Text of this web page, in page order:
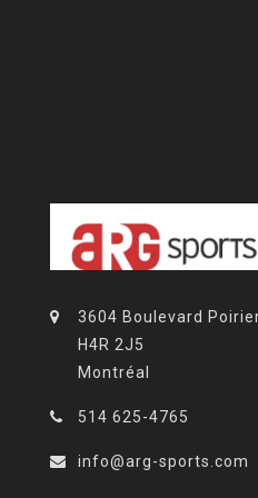
3604 Boulevard
H4R 2J5
Montréal
514 625-4765
info@arg-sports.com